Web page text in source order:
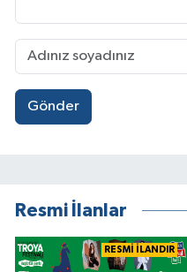
Gönder
Resmi İlanlar
RESMİ İLANDIR